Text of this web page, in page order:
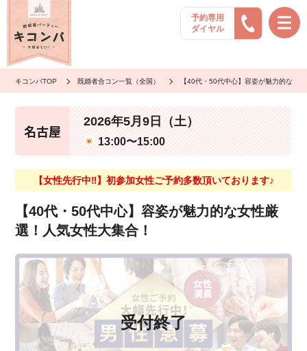
予約専用
ダイヤル
キコンパTOP 既婚者合コン一覧（全国） 【40代・50代中心】容姿が魅力的な女
名古屋
2026年5月9日（土）
13:00〜15:00
【女性先行中‼】初参加女性ご予約多数頂いております♪
【40代・50代中心】容姿が魅力的な女性厳
選！人気女性大集合！
受付終了